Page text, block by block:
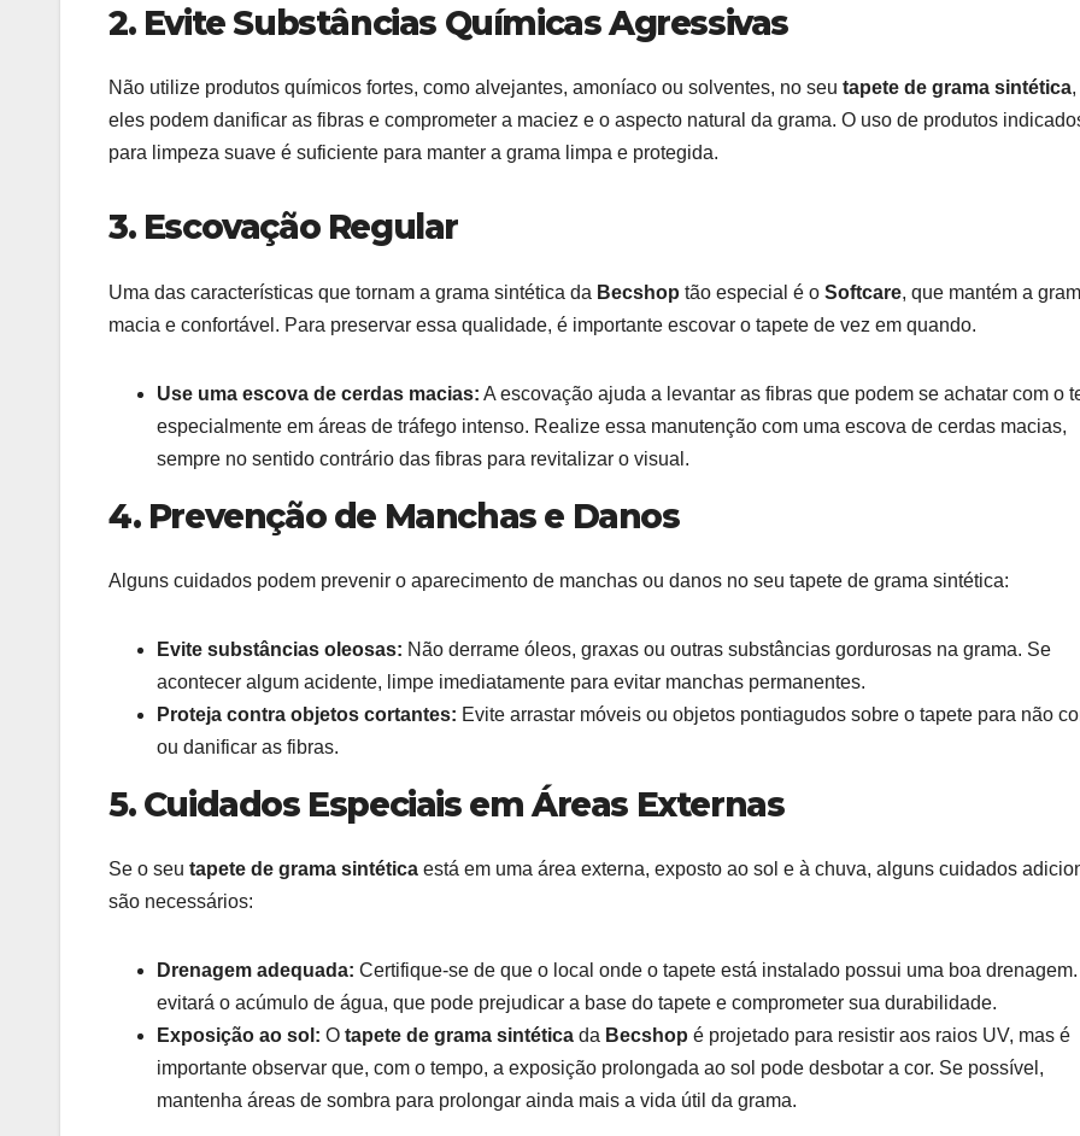
2. Evite Substâncias Químicas Agressivas
Não utilize produtos químicos fortes, como alvejantes, amoníaco ou solventes, no seu tapete de grama sintética
eles podem danificar as fibras e comprometer a maciez e o aspecto natural da grama. O uso de produtos
para limpeza suave é suficiente para manter a grama limpa e protegida.
3. Escovação Regular
Uma das características que tornam a grama sintética da Becshop tão especial é o Softcare, que mantém a
macia e confortável. Para preservar essa qualidade, é importante escovar o tapete de vez em quando.
Use uma escova de cerdas macias: A escovação ajuda a levantar as fibras que podem se achatar com o
especialmente em áreas de tráfego intenso. Realize essa manutenção com uma escova de cerdas macias,
sempre no sentido contrário das fibras para revitalizar o visual.
4. Prevenção de Manchas e Danos
Alguns cuidados podem prevenir o aparecimento de manchas ou danos no seu tapete de grama sintética:
Evite substâncias oleosas: Não derrame óleos, graxas ou outras substâncias gordurosas na grama. Se
acontecer algum acidente, limpe imediatamente para evitar manchas permanentes.
Proteja contra objetos cortantes: Evite arrastar móveis ou objetos pontiagudos sobre o tapete para não
ou danificar as fibras.
5. Cuidados Especiais em Áreas Externas
Se o seu tapete de grama sintética está em uma área externa, exposto ao sol e à chuva, alguns cuidados
são necessários:
Drenagem adequada: Certifique-se de que o local onde o tapete está instalado possui uma boa
evitará o acúmulo de água, que pode prejudicar a base do tapete e comprometer sua durabilidade.
Exposição ao sol: O tapete de grama sintética da Becshop é projetado para resistir aos raios UV, mas é
importante observar que, com o tempo, a exposição prolongada ao sol pode desbotar a cor. Se possível,
mantenha áreas de sombra para prolongar ainda mais a vida útil da grama.